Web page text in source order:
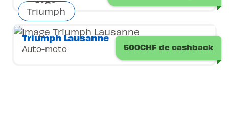
500CHF de cashback
Triumph Lausanne
Auto-moto